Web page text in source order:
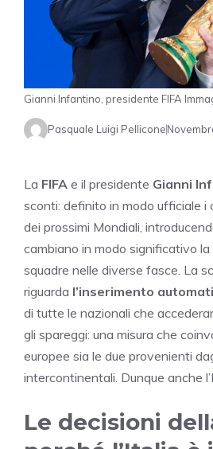
Gianni Infantino, presidente FIFA
Pasquale Luigi Pellicone
La FIFA e il presidente Gianni
sconti: definito in modo ufficiale i
dei prossimi Mondiali,
cambiano in modo significativo
squadre nelle diverse fasce. La
riguarda l’inserimento
di tutte le nazionali che
gli spareggi: una misura che
europee sia le due provenienti
intercontinentali. Dunque anche
Le decisioni